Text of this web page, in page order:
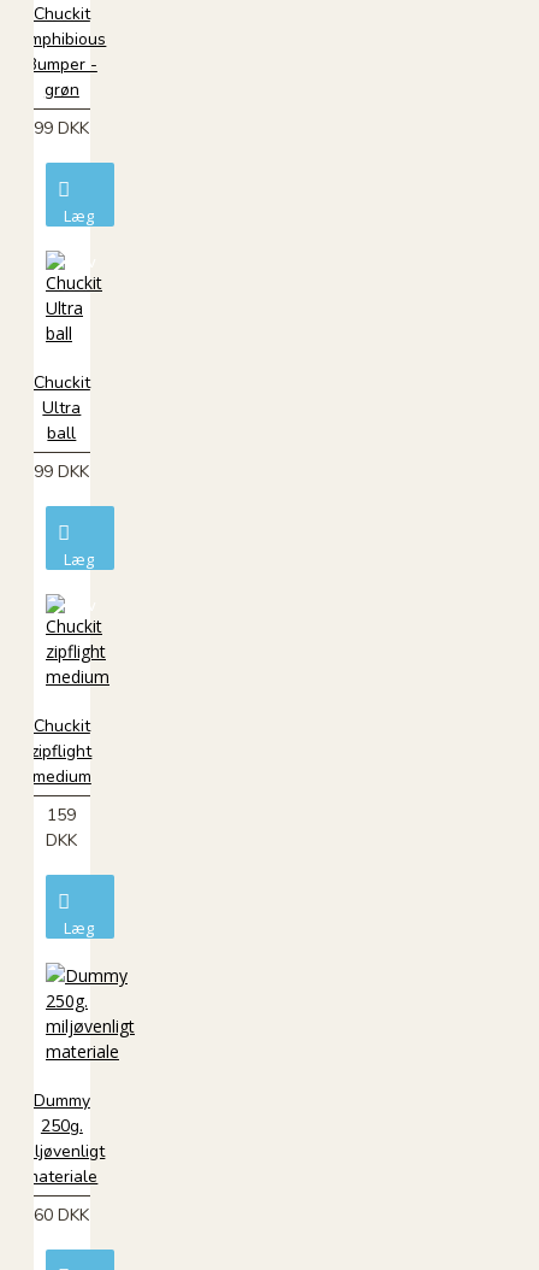
Chuckit
Amphibious
Bumper -
grøn
99 DKK
Læg
kurv
Chuckit
Ultra
ball
99 DKK
Læg
kurv
Chuckit
zipflight
medium
159
DKK
Læg
kurv
Dummy
250g.
miljøvenligt
materiale
60 DKK